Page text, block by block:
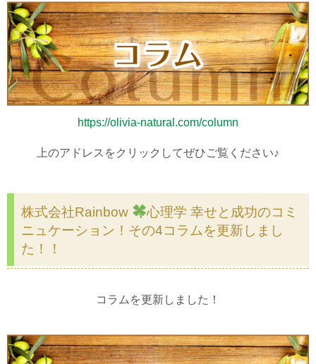
https://olivia-natural.com/column
上のアドレスをクリックしてぜひご覧ください♪
株式会社Rainbow
心理学 幸せと成功のコミ
ニュケーション！その4コラムを更新しまし
た！！
コラムを更新しました！